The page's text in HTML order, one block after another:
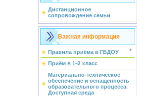
Дистанционное
сопровождение семьи
Важная информация
Правила приёма в ГБДОУ
Приём в 1-й класс
Материально-техническое
обеспечение и оснащенность
образовательного процесса.
Доступная среда